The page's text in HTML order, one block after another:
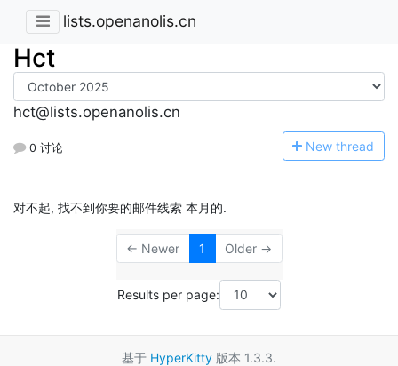
lists.openanolis.cn
Hct
hct@lists.openanolis.cn
0 讨论 New thread
对不起, 找不到你要的邮件线索 本月的.
← Newer 1 Older →
Results per page:
基于 HyperKitty 版本 1.3.3.